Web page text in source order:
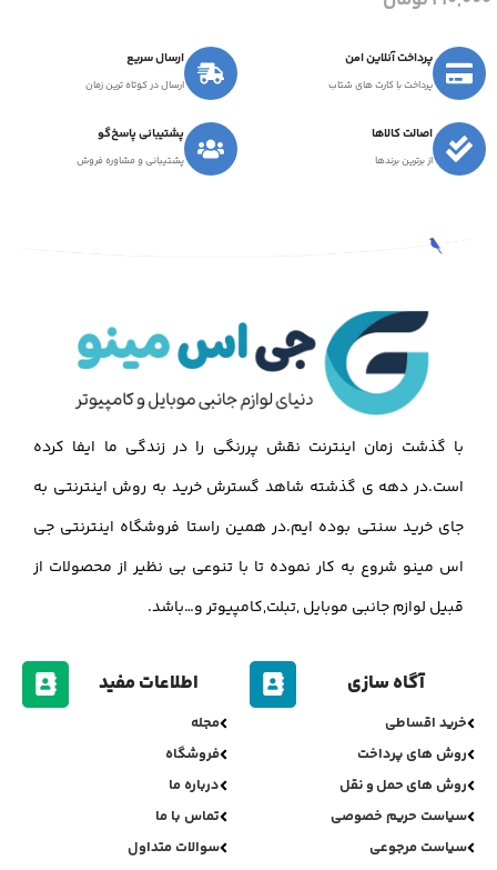
پرداخت آنلاین امن
پرداخت با کارت های شتاب
ارسال سریع
ارسال در کوتاه ترین زمان
اصالت کالاها
از برترین برندها
پشتیبانی پاسخ‌گو
پشتیبانی و مشاوره فروش
با گذشت زمان اینترنت نقش پررنگی را در زندگی ما ایفا کرده
است.در دهه ی گذشته شاهد گسترش خرید به روش اینترنتی به
جای خرید سنتی بوده ایم.در همین راستا فروشگاه اینترنتی جی
اس مینو شروع به کار نموده تا با تنوعی بی نظیر از محصولات از
قبیل لوازم جانبی موبایل ,تبلت,کامپیوتر و…باشد.
آگاه سازی
خرید اقساطی
روش های پرداخت
روش های حمل و نقل
سیاست حریم خصوصی
سیاست مرجوعی
اطلاعات مفید
مجله
فروشگاه
درباره ما
تماس با ما
سوالات متداول